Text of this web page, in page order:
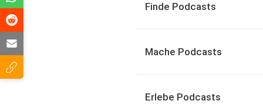
Finde Podcasts
Mache Podcasts
Erlebe Podcasts